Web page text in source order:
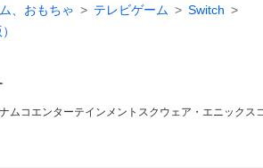
、おもちゃ テレビゲーム
Switch
ムコエンターテインメント スクウェア・エニックス